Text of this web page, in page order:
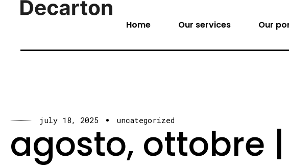
Home Our services Our
july 18, 2025 uncategorized
agosto, ottobre